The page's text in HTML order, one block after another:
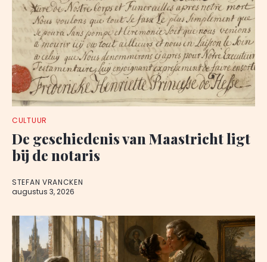
CULTUUR
De geschiedenis van Maastricht ligt
bij de notaris
STEFAN VRANCKEN
augustus 3, 2026